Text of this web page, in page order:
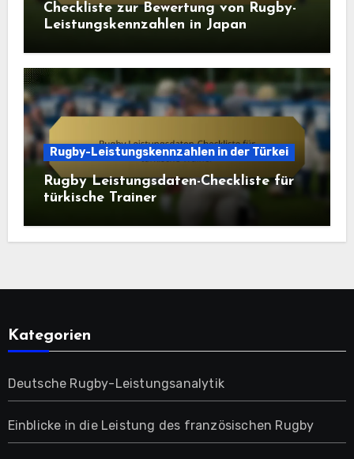
Checkliste zur Bewertung von Rugby-
Leistungskennzahlen in Japan
Rugby-Leistungskennzahlen in der Türkei
Rugby Leistungsdaten-Checkliste für
türkische Trainer
Kategorien
Deutsche Rugby-Leistungsanalytik
Einblicke in die Leistung des französischen Rugby